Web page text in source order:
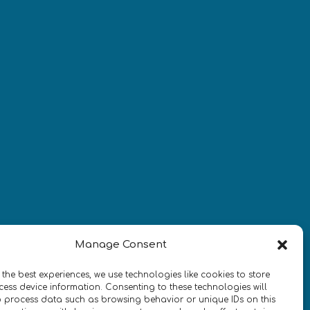
Manage Consent
the best experiences, we use technologies like cookies to store
device information. Consenting to these technologies will
process data such as browsing behavior or unique IDs on this
QURECA